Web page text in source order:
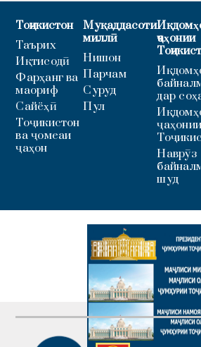
Тоҷикистон
Таърих
Иқтисодӣ
Фарҳанг ва
маориф
Сайёҳӣ
Тоҷикистон
ва ҷомеаи
ҷаҳон
Муқаддасоти
миллӣ
Нишон
Парчам
Суруд
Пул
ҷаҳонии
дар
ҷаҳонии
Наврӯз
шуд